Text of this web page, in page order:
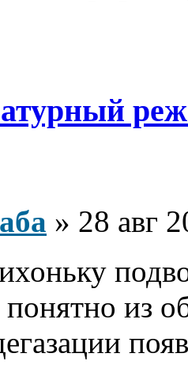
» 28 авг
понятно из